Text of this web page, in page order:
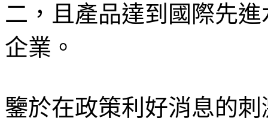
二，且產品達到國際先
企業。
鑒於在政策利好消息的